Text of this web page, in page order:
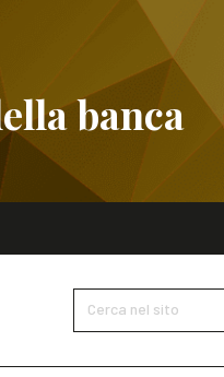
banca
SCOPRI I
Cerca nel sito